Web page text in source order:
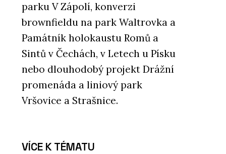
parku V Zápolí, konverzi
brownfieldu na park Waltrovka a
Památník holokaustu Romů a
Sintů v Čechách, v Letech u Písku
nebo dlouhodobý projekt Drážní
promenáda a liniový park
Vršovice a Strašnice.
VÍCE K TÉMATU